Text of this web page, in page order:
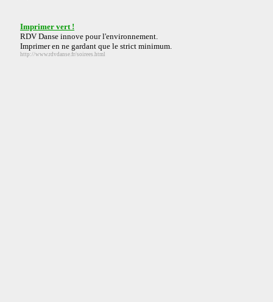
Imprimer vert !
RDV Danse innove pour l'environnement.
Imprimer en ne gardant que le strict minimum.
http://www.rdvdanse.fr/soirees.html